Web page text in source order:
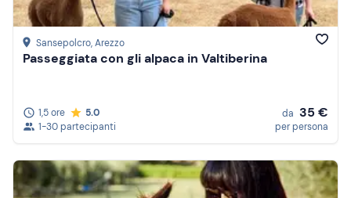
Sansepolcro, Arezzo
Passeggiata con gli alpaca in Valtiberina
1,5 ore
5.0
1-30 partecipanti
da 35 €
per persona